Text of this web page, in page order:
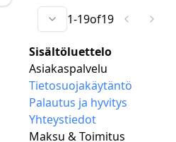
1-19of19
Sisältöluettelo
Asiakaspalvelu
Tietosuojakäytäntö
Palautus ja hyvitys
Yhteystiedot
Maksu & Toimitus